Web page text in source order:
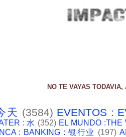
NO TE VAYAS TODAVIA,
天 (3584) EVENTOS :
: 水 (352) EL MUNDO :THE
: BANKING : 银行业 (197)